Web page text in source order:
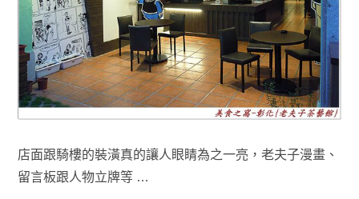
店面跟騎樓的裝潢真的讓人眼睛為之一亮 ，老夫子漫畫、
留言板跟人物立牌等 …